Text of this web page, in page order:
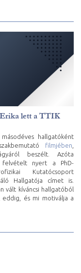
Erika lett a TTIK
hallgatóként
filmjében
beszélt. Azóta
felvételt nyert a PhD-
Kutatócsoport
Hallgatója címet is.
vált kíváncsi hallgatóból
és mi motiválja a